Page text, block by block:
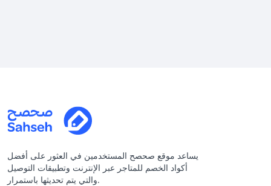
يساعد موقع صحصح المستخدمين في العثور على أفضل
أكواد الخصم للمتاجر عبر الإنترنت وتطبيقات التوصيل
والتي يتم تحديثها باستمرار.